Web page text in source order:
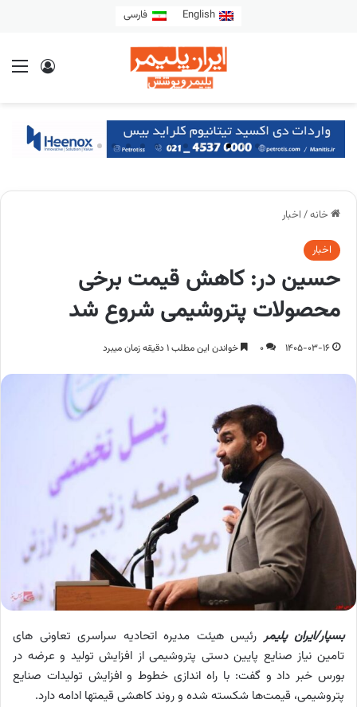
English فارسی
خانه/ اخبار
اخبار
حسین در: کاهش قیمت برخی
محصولات پتروشیمی شروع شد
1405-03-16
0 خواندن این مطلب 1 دقیقه زمان میبرد
بسپار/ایران پلیمر رئیس هیئت مدیره اتحادیه سراسری تعاونی های
تامین نیاز صنایع پایین دستی پتروشیمی از افزایش تولید و عرضه در
بورس خبر داد و گفت: با راه اندازی خطوط و افزایش تولیدات صنایع
پتروشیمی، قیمت‌ها شکسته شده و روند کاهشی قیمتها ادامه دارد.